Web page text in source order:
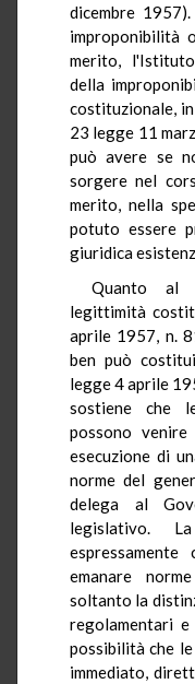
dicembre
improponibilità
merito,
della
costituzionale,
23 legge 11
può avere se
sorgere nel
merito, nella
potuto essere
giuridica
Quanto al
legittimità
aprile 1957, n.
ben può
legge 4 aprile
sostiene che
possono
esecuzione di
norme del
delega al
legislativo.
emanare
soltanto la
regolamentari e
possibilità che
immediato,